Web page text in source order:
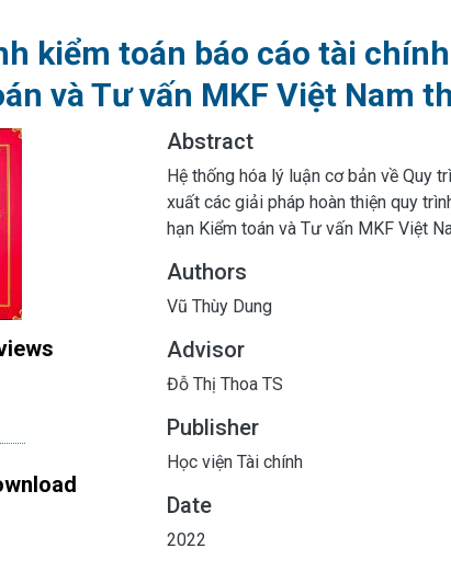
kiểm toán báo cáo tài
và Tư vấn MKF Việt Nam
Abstract
Hệ thống hóa lý luận cơ bản về Quy
xuất các giải pháp hoàn thiện quy
hạn Kiểm toán và Tư vấn MKF Việt
Authors
Vũ Thùy Dung
Advisor
Đỗ Thị Thoa TS
Publisher
Học viện Tài chính
Date
2022